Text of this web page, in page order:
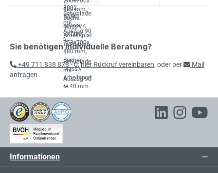
Sie benötigen individuelle Beratung?
+49 711 838 878 - 0,hier Rückruf vereinbaren, oder per
Mail
anfragen
Informationen